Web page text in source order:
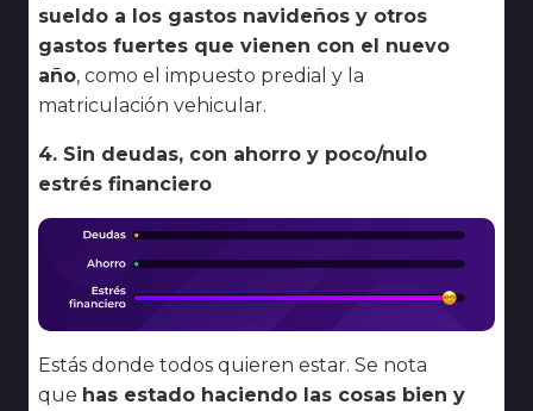
sueldo a los gastos navideños y otros
gastos fuertes que vienen con el nuevo
año, como el impuesto predial y la
matriculación vehicular.
4. Sin deudas, con ahorro y poco/nulo
estrés financiero
Estás donde todos quieren estar. Se nota
que has estado haciendo las cosas bien y